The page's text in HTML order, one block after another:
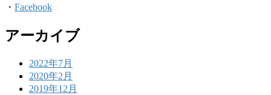
・ Facebook
アーカイブ
2022年7月
2020年2月
2019年12月